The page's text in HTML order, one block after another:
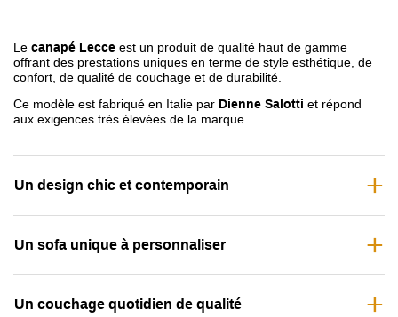
• Fabrication Italienne parDienne
Le canapé Lecce est un produit de qualité haut de gamme
offrant des prestations uniques en terme de style esthétique, de
confort, de qualité de couchage et de durabilité.
Ce modèle est fabriqué en Italie par Dienne Salotti et répond
aux exigences très élevées de la marque.
Un design chic et contemporain
Un sofa unique à personnaliser
Un couchage quotidien de qualité